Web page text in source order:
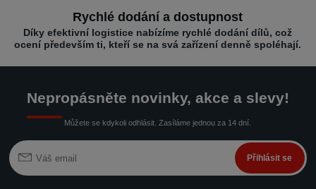
Rychlé dodání a dostupnost
Díky efektivní logistice nabízíme rychlé dodání dílů, což
ocení především ti, kteří se na svá zařízení denně spoléhají.
Nepropásněte novinky, akce a slevy!
Můžete se kdykoli odhlásit. Zasíláme jednou za 14 dní.
Přihlásit se